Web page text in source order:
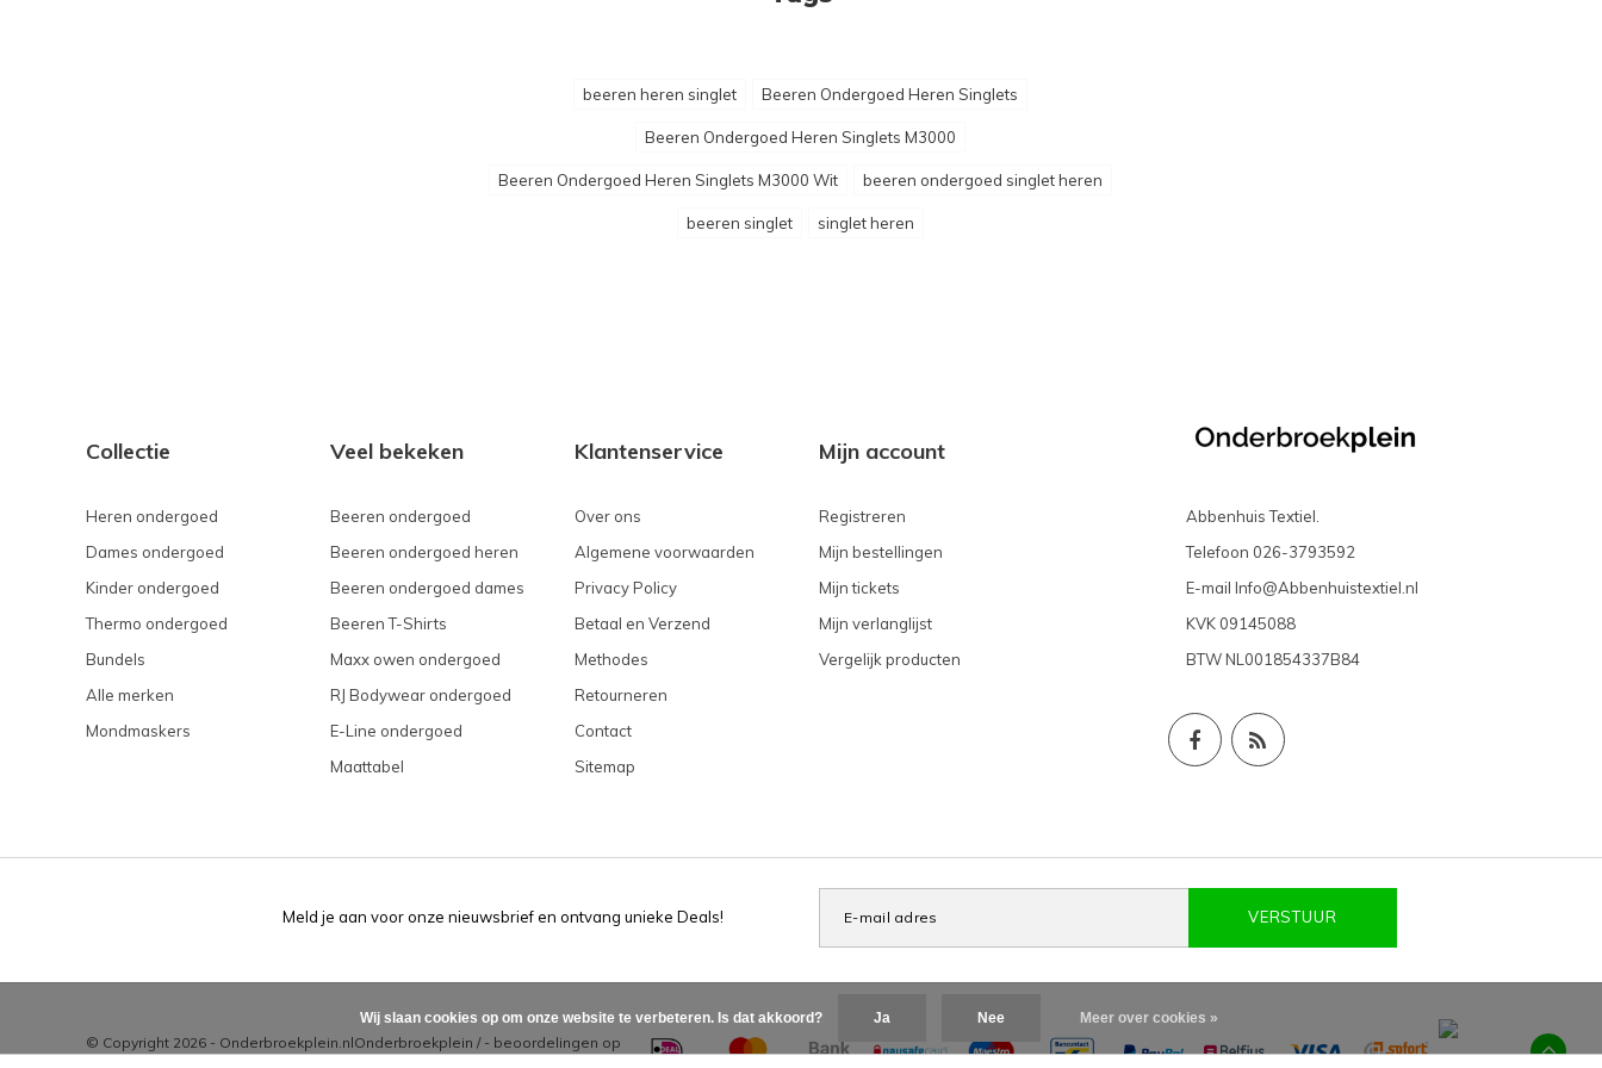
beeren heren singlet Beeren Ondergoed Heren Singlets
Beeren Ondergoed Heren Singlets M3000
Beeren Ondergoed Heren Singlets M3000 Wit beeren ondergoed singlet heren
beeren singlet singlet heren
Collectie
Heren ondergoed
Dames ondergoed
Kinder ondergoed
Thermo ondergoed
Bundels
Alle merken
Mondmaskers
Veel bekeken
Beeren ondergoed
Beeren ondergoed heren
Beeren ondergoed dames
Beeren T-Shirts
Maxx owen ondergoed
RJ Bodywear ondergoed
E-Line ondergoed
Maattabel
Klantenservice
Over ons
Algemene voorwaarden
Privacy Policy
Betaal en Verzend
Methodes
Retourneren
Contact
Sitemap
Mijn account
Registreren
Mijn bestellingen
Mijn tickets
Mijn verlanglijst
Vergelijk producten
Abbenhuis Textiel.
Telefoon 026-3793592
E-mail Info@Abbenhuistextiel.nl
KVK 09145088
BTW NL001854337B84
Meld je aan voor onze nieuwsbrief en ontvang unieke Deals! VERSTUUR
© Copyright 2026 - Onderbroekplein.nlOnderbroekplein / - beoordelingen op
Wij slaan cookies op om onze website te verbeteren. Is dat akkoord? Ja Nee Meer over cookies »